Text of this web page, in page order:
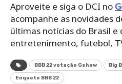
Aproveite e siga o DCI no
acompanhe as novidades
últimas notícias do Brasil e
entretenimento, futebol,
BBB 22 votação Gshow Big
Enquete BBB 22